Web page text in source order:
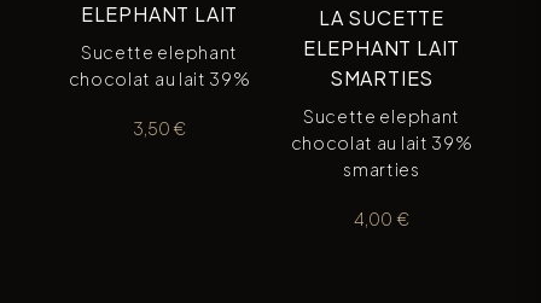
ELEPHANT LAIT
Sucette elephant
chocolat au lait 39%
3,50 €
LA SUCETTE
ELEPHANT LAIT
SMARTIES
Sucette elephant
chocolat au lait 39%
smarties
4,00 €